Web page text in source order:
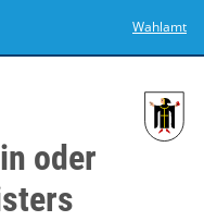
Wahlamt
oder